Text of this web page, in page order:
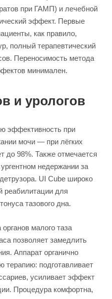
при ГАМП) и лечебной
эффект. Первые
как правило,
полный терапевтический
Переносимость метода
минимален.
и урологов
эффективность при
мочи — при лёгких
до 98%. Также отмечается
недержании за
UI Cube широко
реабилитации для
тазового дна.
малого таза
позволяет замедлить
Аппарат органично
терапию: подготавливает
усиливает эффект
Процедура комфортна,